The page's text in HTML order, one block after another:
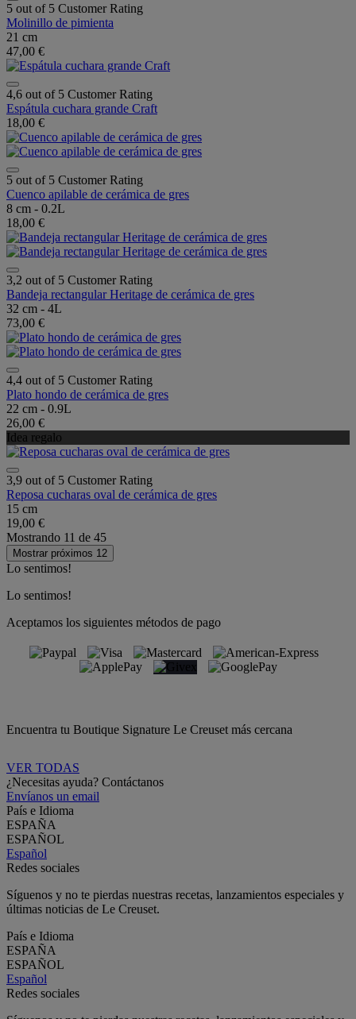
5 out of 5 Customer Rating
Molinillo de pimienta
21 cm
47,00 €
4,6 out of 5 Customer Rating
Espátula cuchara grande Craft
18,00 €
5 out of 5 Customer Rating
Cuenco apilable de cerámica de gres
8 cm - 0.2L
18,00 €
3,2 out of 5 Customer Rating
Bandeja rectangular Heritage de cerámica de gres
32 cm - 4L
73,00 €
4,4 out of 5 Customer Rating
Plato hondo de cerámica de gres
22 cm - 0.9L
26,00 €
Idea regalo
3,9 out of 5 Customer Rating
Reposa cucharas oval de cerámica de gres
15 cm
19,00 €
Mostrando 11 de 45
Mostrar próximos 12
Lo sentimos!
Lo sentimos!
Aceptamos los siguientes métodos de pago
Encuentra tu Boutique Signature Le Creuset más cercana
VER TODAS
¿Necesitas ayuda? Contáctanos
Envíanos un email
País e Idioma
ESPAÑA
ESPAÑOL
Español
Redes sociales
Síguenos y no te pierdas nuestras recetas, lanzamientos especiales y
últimas noticias de Le Creuset.
País e Idioma
ESPAÑA
ESPAÑOL
Español
Redes sociales